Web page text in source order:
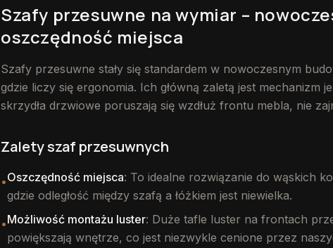
Szafy przesuwne na wymiar –
oszczędność miejsca
Szafy przesuwne stały się standardem w nowoczesnym
gdzie liczy się ergonomia. Ich główną zaletą jest mechanizm
skrzydła drzwiowe poruszają się wzdłuż frontu mebla, nie
Zalety szaf przesuwnych
•Oszczędność miejsca: To idealne rozwiązanie do wąskich
gdzie odległość między szafą a łóżkiem jest niewielka.
•Możliwość montażu luster: Duże tafle luster na frontach
powiększają wnętrze, co jest niezwykle cenione przez